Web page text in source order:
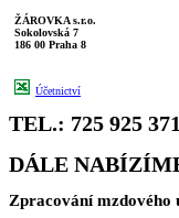
ŽÁROVKA s.r.o.
Sokolovská 7
186 00 Praha 8
Účetnictví
TEL.: 725 925 371
DÁLE
Zpracování mzdového